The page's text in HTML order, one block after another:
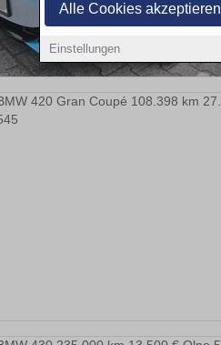
Alle Cookies akzeptieren
Einstellungen